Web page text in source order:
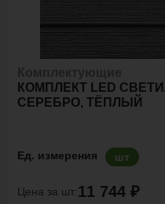
КОМПЛЕКТ LED
СЕРЕБРО, ТЁПЛЫЙ
Ед. измерения шт
Цена за шт:11 744 ₽